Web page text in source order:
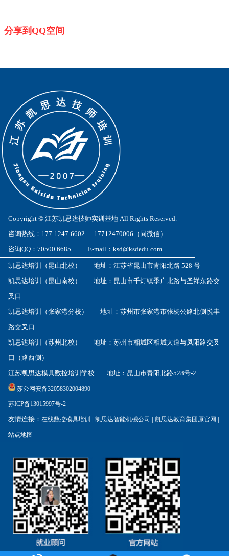
分享到QQ空间
Copyright © 江苏凯思达技师实训基地 All Rights Reserved.
咨询热线：177-1247-6602 17712470006（同微信）
咨询QQ：70500 6685 E-mail：ksd@ksdedu.com
凯思达培训（昆山北校） 地址：江苏省昆山市青阳北路 528 号
凯思达培训（昆山南校） 地址：昆山市千灯镇季广北路与圣祥东路交
叉口
凯思达培训（张家港分校） 地址：苏州市张家港市张杨公路北侧悦丰
路交叉口
凯思达培训（苏州北校） 地址：苏州市相城区相城大道与凤阳路交叉
口（路西侧）
江苏凯思达模具数控培训学校 地址：昆山市青阳北路528号-2
苏公网安备32058302004890
苏ICP备13015997号-2
友情连接： 在线数控模具培训 | 凯思达智能机械公司 | 凯思达教育集团原官网 |
站点地图